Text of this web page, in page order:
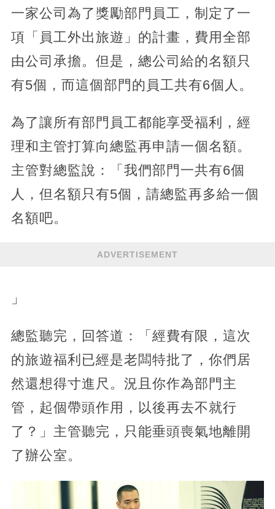
一家公司為了獎勵部門員工，制定了一
項「員工外出旅遊」的計畫，費用全部
由公司承擔。但是，總公司給的名額只
有5個，而這個部門的員工共有6個人。
為了讓所有部門員工都能享受福利，經
理和主管打算向總監再申請一個名額。
主管對總監說：「我們部門一共有6個
人，但名額只有5個，請總監再多給一個
名額吧。
ADVERTISEMENT
」
總監聽完，回答道：「經費有限，這次
的旅遊福利已經是老闆特批了，你們居
然還想得寸進尺。況且你作為部門主
管，起個帶頭作用，以後再去不就行
了？」主管聽完，只能垂頭喪氣地離開
了辦公室。